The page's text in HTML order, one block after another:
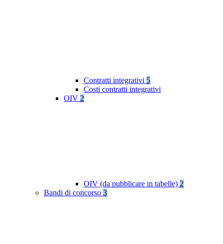
Contratti integrativi 5
Costi contratti integrativi
OIV 2
OIV (da pubblicare in tabelle) 2
Bandi di concorso 3